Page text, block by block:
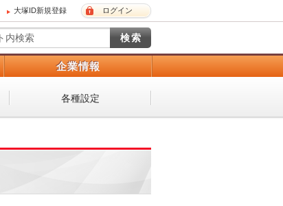
大塚ID新規登録 ログイン
企業情報
各種設定